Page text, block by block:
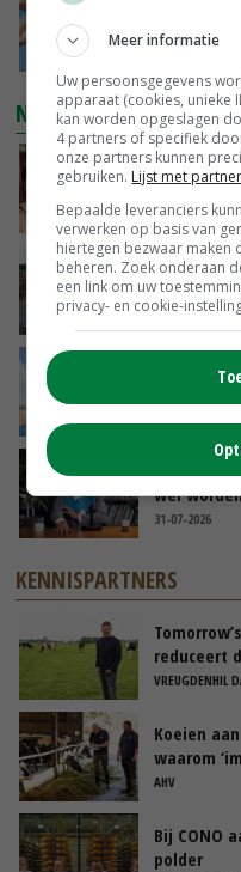
NIEUWSTE VIDEO'S
Danique in
tijdens
04-08-2026
POAH!:
01-08-2026
geperst,
wel
31-07-2026
KENNISPARTNERS
reduceert
VREUGDENHIL
Koeien
waarom
tijdens de
AHV
Bij CONO
polder
Meer informatie
Uw persoonsgegevens
apparaat (cookies, unieke
kan worden opgeslagen
4 partners of specifiek
onze partners kunnen
gebruiken. Lijst met
Bepaalde leveranciers
verwerken op basis van
hiertegen bezwaar
beheren. Zoek onderaan
een link om uw
privacy- en cookie-